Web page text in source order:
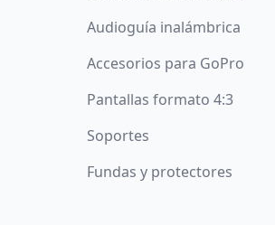
Audioguía inalámbrica
Accesorios para GoPro
Pantallas formato 4:3
Soportes
Fundas y protectores